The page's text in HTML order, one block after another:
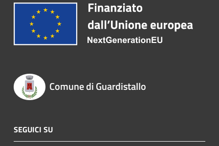
Comune di Guardistallo
SEGUICI SU